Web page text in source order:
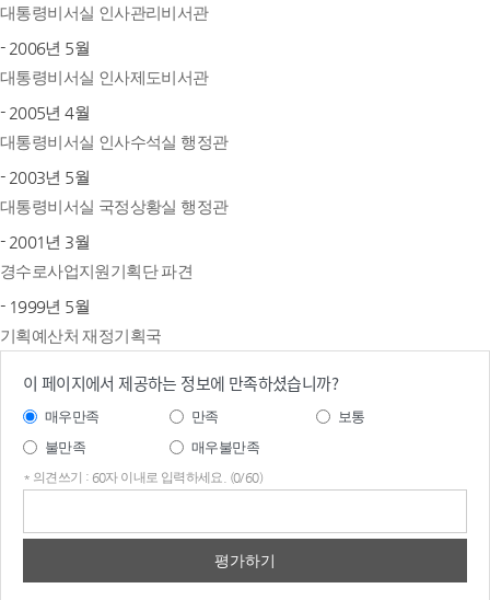
대통령비서실 인사관리비서관
- 2006년 5월
대통령비서실 인사제도비서관
- 2005년 4월
대통령비서실 인사수석실 행정관
- 2003년 5월
대통령비서실 국정상황실 행정관
- 2001년 3월
경수로사업지원기획단 파견
- 1999년 5월
기획예산처 재정기획국
이 페이지에서 제공하는 정보에 만족하셨습니까?
매우만족 만족
보통
불만족
매우불만족
* 의견쓰기 : 60자 이내로 입력하세요. (0/60)